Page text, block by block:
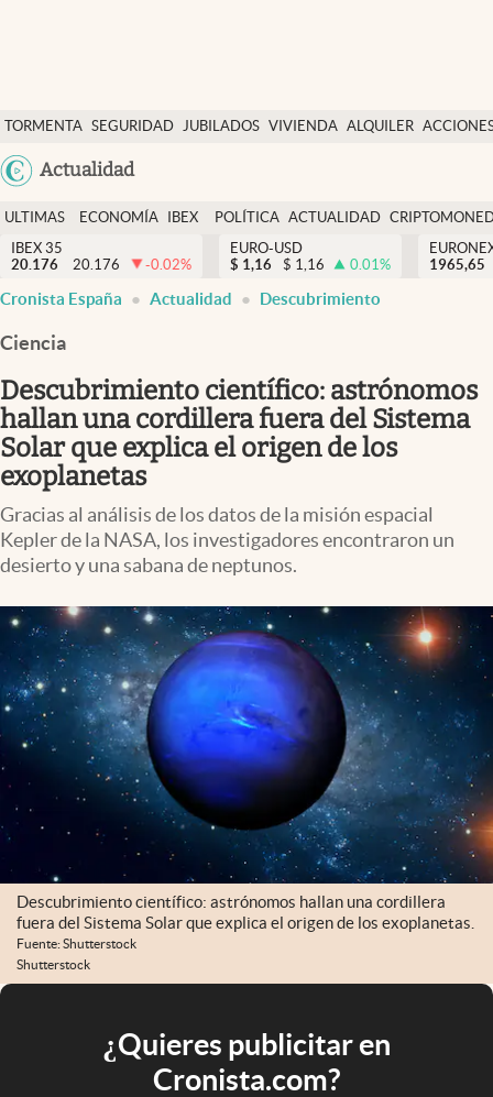
TORMENTA SEGURIDAD JUBILADOS VIVIENDA ALQUILER
USA
Actualidad
Economía y finanzas
Política
Actualidad
Criptomonedas
España
ULTIMAS
NOTICIAS
ECONOMÍA
FINANZAS
IBEX
EURO
POLÍTICA ACTUALIDAD
IBEX 35
20.176
20.176 -0.02%
EURO-USD
$ 1,16 $ 1,16 0.01%
1965,65
Cronista España Actualidad Descubrimiento
Ciencia
Descubrimiento científico: astrónomos
hallan una cordillera fuera del Sistema
Solar que explica el origen de los
exoplanetas
Gracias al análisis de los datos de la misión espacial
Kepler de la NASA, los investigadores encontraron un
desierto y una sabana de neptunos.
Descubrimiento científico: astrónomos hallan una cordillera
fuera del Sistema Solar que explica el origen de los exoplanetas.
Fuente: Shutterstock
Shutterstock
¿Quieres publicitar en
Cronista.com?